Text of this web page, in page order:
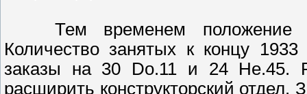
Тем временем положение
Количество занятых к концу
заказы на 30 Do.11 и 24 Hе.45.
расширить конструкторский